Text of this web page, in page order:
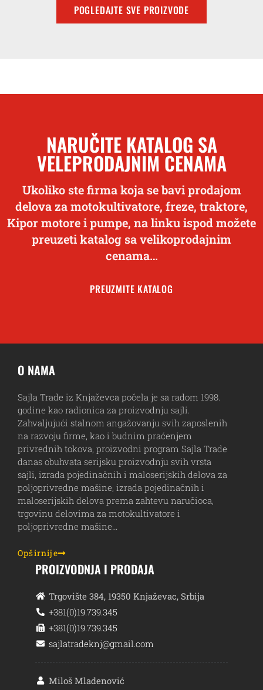
POGLEDAJTE SVE PROIZVODE
NARUČITE KATALOG SA
VELEPRODAJNIM CENAMA
Ukoliko ste firma koja se bavi prodajom
delova za motokultivatore, freze, traktore,
Kipor motore i pumpe, na linku ispod možete
preuzeti katalog sa velikoprodajnim
cenama…
PREUZMITE KATALOG
O NAMA
Sajla Trade iz Knjaževca počela je sa radom 1998.
godine kao radionica za proizvodnju sajli.
Zahvaljujući stalnom angažovanju svih zaposlenih
na razvoju firme, kao i budnim praćenjem
privrednih tokova, proizvodni program Sajla Trade
danas obuhvata serijsku proizvodnju svih vrsta
sajli, izrada pojedinačnih i maloserijskih delova za
poljoprivredne mašine, izrada pojedinačnih i
maloserijskih delova prema zahtevu naručioca,
trgovinu delovima za motokultivatore i
poljoprivredne mašine…
Opširnije
PROIZVODNJA I PRODAJA
Trgovište 384, 19350 Knjaževac, Srbija
+381(0)19.739.345
+381(0)19.739.345
sajlatradeknj@gmail.com
Miloš Mladenović